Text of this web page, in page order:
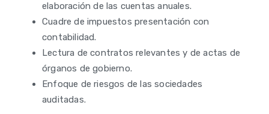
elaboración de las cuentas anuales.
Cuadre de impuestos presentación con
contabilidad.
Lectura de contratos relevantes y de actas de
órganos de gobierno.
Enfoque de riesgos de las sociedades
auditadas.